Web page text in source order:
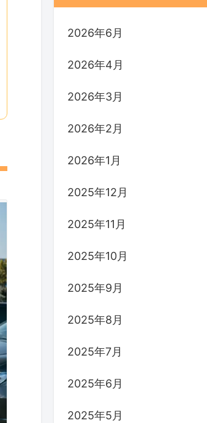
2026年6月
2026年4月
2026年3月
2026年2月
2026年1月
2025年12月
2025年11月
2025年10月
2025年9月
2025年8月
2025年7月
2025年6月
2025年5月